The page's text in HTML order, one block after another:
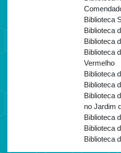
Biblioteca
Biblioteca
Biblioteca
Biblioteca
Vermelho
Biblioteca
Biblioteca
Biblioteca
no Jardim
Biblioteca
Biblioteca
Biblioteca